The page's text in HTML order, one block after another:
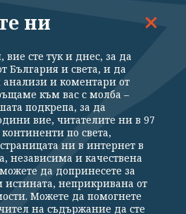
ТЕХНОЛОГИИ КАЛЕЙДОСКОП
Политика за поверителност
Контакти
За Клуб Z
Подкрепете ни
ни
сте тук и днес, за да
България и света, и да
анализи и коментари от
към вас с молба –
подкрепа, за да
вие, читателите ни в 97
по света,
ни в интернет в
независима и качествена
да допринесете за
неприкривана от
Можете да помогнете
на съдържание да сте